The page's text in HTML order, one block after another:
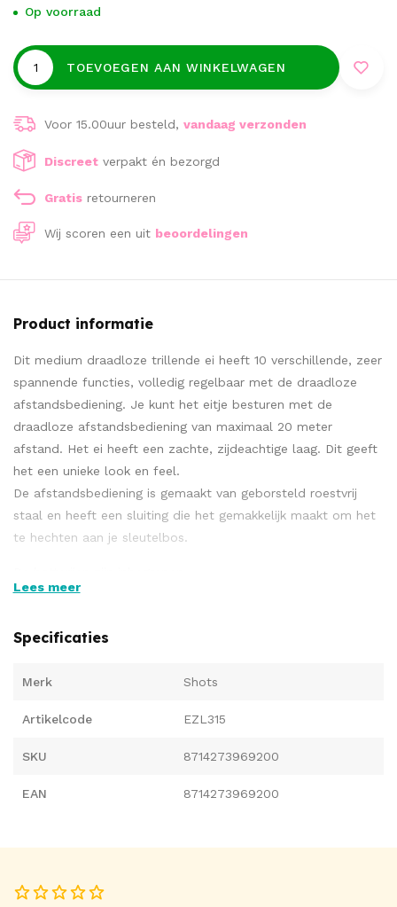
Op voorraad
TOEVOEGEN AAN WINKELWAGEN
Voor 15.00uur besteld, vandaag verzonden
Discreet verpakt én bezorgd
Gratis retourneren
Wij scoren een uit beoordelingen
Product informatie
Dit medium draadloze trillende ei heeft 10 verschillende, zeer
spannende functies, volledig regelbaar met de draadloze
afstandsbediening. Je kunt het eitje besturen met de
draadloze afstandsbediening van maximaal 20 meter
afstand. Het ei heeft een zachte, zijdeachtige laag. Dit geeft
het een unieke look en feel.
De afstandsbediening is gemaakt van geborsteld roestvrij
staal en heeft een sluiting die het gemakkelijk maakt om het
te hechten aan je sleutelbos.
Lees meer
Specificaties
Merk Shots
Artikelcode EZL315
SKU 8714273969200
EAN 8714273969200